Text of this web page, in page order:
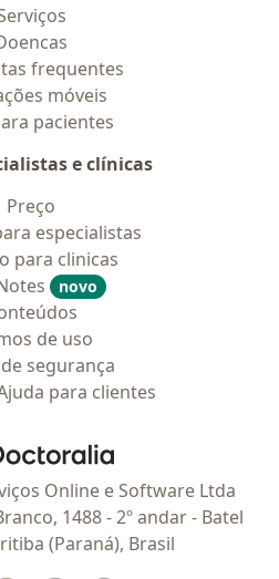
frequentes
móveis
pacientes
e clínicas
Preço
especialistas
para clinicas
novo
de uso
segurança
para clientes
Doctoralia - Homepage
Online e Software Ltda
1488 - 2º andar - Batel
(Paraná), Brasil